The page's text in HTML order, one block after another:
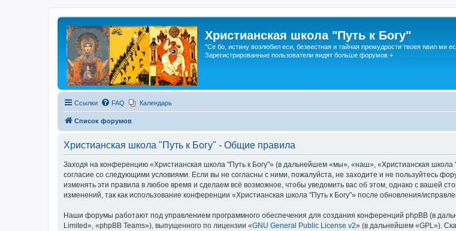
Христианская школа "Путь к Богу"
"Се бо, истину возлюбил еси, безвестная и тайная премудрости твоея явил ми
Зарегистрированные пользователи видят больше форумов +
Ссылки FAQ Календарь
Список форумов
Христианская школа "Путь к Богу" - Общие правила
Заходя на конференцию «Христианская школа "Путь к Богу"» (в дальнейшем «мы», «наш», «Христианская школа
согласие со следующими условиями. Если вы не согласны с ними, пожалуйста, не заходите и не пользуйтесь
изменять эти правила в любое время и сделаем всё возможное, чтобы уведомить вас об этом, однако с вашей
изменений, так как использование конференции «Христианская школа "Путь к Богу"» после обновления/
Наши форумы работают под управлением программного обеспечения для создания конференций phpBB (в
Limited», «phpBB Teams»), выпущенного по лицензии «GNU General Public License v2» (в дальнейшем «GPL»).